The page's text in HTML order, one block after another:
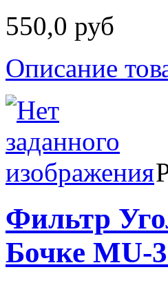
550,0 руб
Описание
Фильтр
Бочке MU-